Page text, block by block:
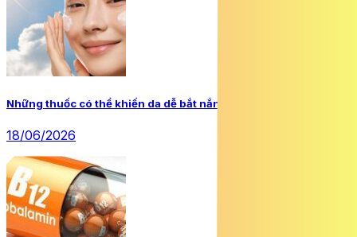
Những thuốc có thể khiến da dễ bắt nắng hơn
18/06/2026